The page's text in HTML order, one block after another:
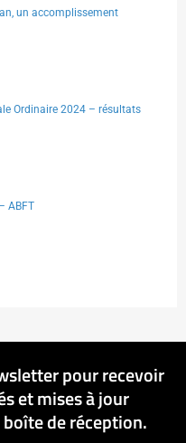
un accomplissement
Ordinaire 2024 – résultats
ABFT
pour recevoir
et mises à jour
de réception.